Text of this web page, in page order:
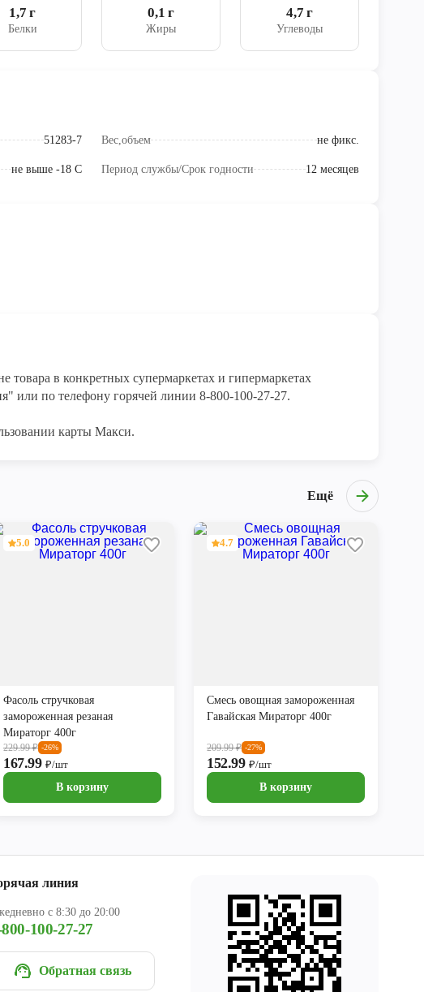
1,7 г
Белки
0,1 г
Жиры
4,7 г
Углеводы
51283-7 Вес,объем не фикс.
не выше -18 C Период службы/Срок годности 12 месяцев
в конкретных супермаркетах и гипермаркетах
или по телефону горячей линии 8-800-100-27-27.
карты Макси.
Ещё
5.0
Фасоль стручковая
замороженная резаная
Мираторг 400г
229.99₽ -26%
167.99₽/шт
В корзину
4.7
Смесь овощная замороженная
Гавайская Мираторг 400г
209.99₽ -27%
152.99₽/шт
В корзину
линия
с 8:30 до 20:00
100-27-27
Обратная связь